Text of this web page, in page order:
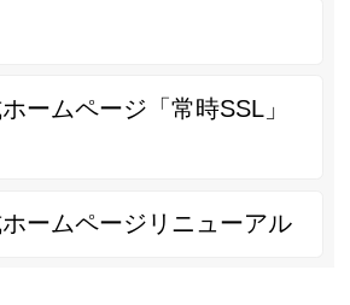
ームページ「常時SSL」
ームページリニューアル